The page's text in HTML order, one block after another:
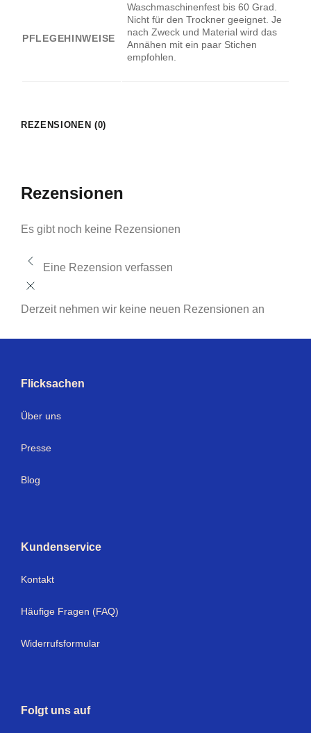
PFLEGEHINWEISE
Waschmaschinenfest bis 60 Grad.
Nicht für den Trockner geeignet. Je
nach Zweck und Material wird das
Annähen mit ein paar Stichen
empfohlen.
REZENSIONEN (0)
Rezensionen
Es gibt noch keine Rezensionen
Eine Rezension verfassen
Derzeit nehmen wir keine neuen Rezensionen an
Flicksachen
Über uns
Presse
Blog
Kundenservice
Kontakt
Häufige Fragen (FAQ)
Widerrufsformular
Folgt uns auf